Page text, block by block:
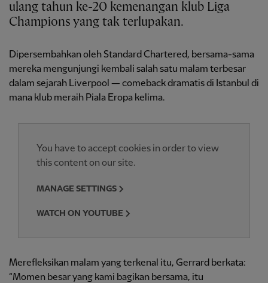
ulang tahun ke-20 kemenangan klub Liga
Champions yang tak terlupakan.
Dipersembahkan oleh Standard Chartered, bersama-sama
mereka mengunjungi kembali salah satu malam terbesar
dalam sejarah Liverpool — comeback dramatis di Istanbul di
mana klub meraih Piala Eropa kelima.
You have to accept cookies in order to view
this content on our site.
MANAGE SETTINGS
WATCH ON YOUTUBE
Merefleksikan malam yang terkenal itu, Gerrard berkata:
“Momen besar yang kami bagikan bersama, itu